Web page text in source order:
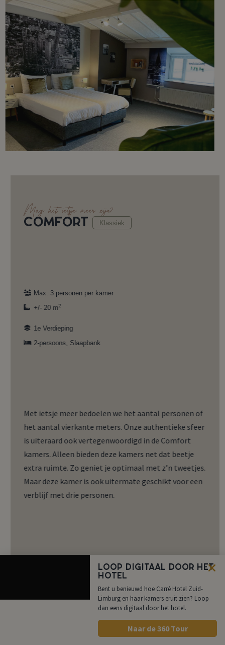
Mag het ietsje meer zijn?
COMFORT Klassiek
Max. 3 personen per kamer
+/- 20 m2
1e Verdieping
2-persoons, Slaapbank
Met ietsje meer bedoelen we het aantal personen of
het aantal vierkante meters. Onze authentieke sfeer
is uiteraard ook vertegenwoordigd in de Comfort
kamers. Alleen bieden deze kamers net dat beetje
extra ruimte. Zo geniet je optimaal met z’n tweetjes.
Maar deze kamer is ook uitermate geschikt voor een
verblijf met drie personen.
Eigen badkamer
Gratis WiFi
Televisie
Koffie- en theefaciliteiten
Boek nu Bel ons
Loop digitaal door het
hotel
Bent u benieuwd hoe Carré Hotel Zuid-
Limburg en haar kamers eruit zien? Loop
dan eens digitaal door het hotel.
Naar de 360 Tour